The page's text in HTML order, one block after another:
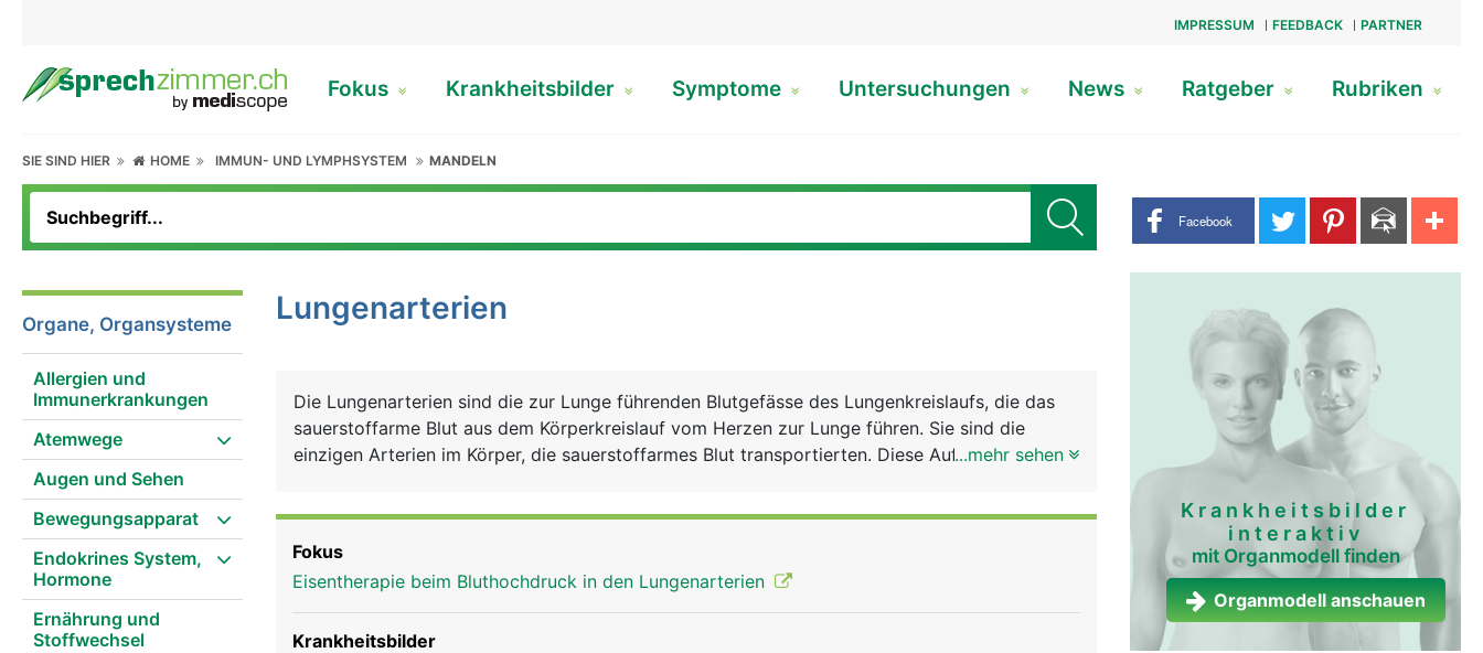
IMPRESSUM FEEDBACK PARTNER
Fokus Krankheitsbilder Symptome Untersuchungen News Ratgeber Rubriken
SIE SIND HIER HOME IMMUN- UND LYMPHSYSTEM MANDELN
Share buttons
Facebook
Organe, Organsysteme
Allergien und
Immunerkrankungen
Atemwege
Augen und Sehen
Bewegungsapparat
Endokrines System,
Hormone
Ernährung und
Stoffwechsel
Lungenarterien
Die Lungenarterien sind die zur Lunge führenden Blutgefässe des Lungenkreislaufs, die das
sauerstoffarme Blut aus dem Körperkreislauf vom Herzen zur Lunge führen. Sie sind die
einzigen Arterien im Körper, die sauerstoffarmes Blut transportierten. Diese Aufgabe haben
...mehr sehen
Fokus
Eisentherapie beim Bluthochdruck in den Lungenarterien
Krankheitsbilder
Krankheitsbilder
interaktiv
mit Organmodell finden
Organmodell anschauen